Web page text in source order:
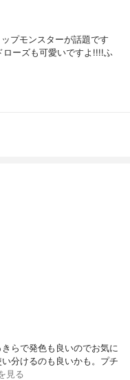
プモンスターが話題です
ーズも可愛いですよ!!!!ふ
らで発色も良いのでお気に
分けるのも良いかも。プチ
見る